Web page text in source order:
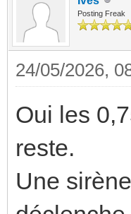
Posting Freak
24/05/2026,
Oui les
reste.
Une